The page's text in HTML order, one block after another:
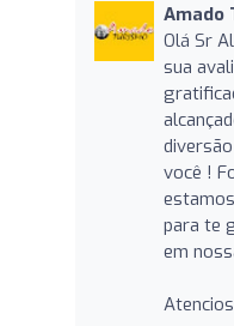
Amado
Olá Sr
sua
você !
para te
em